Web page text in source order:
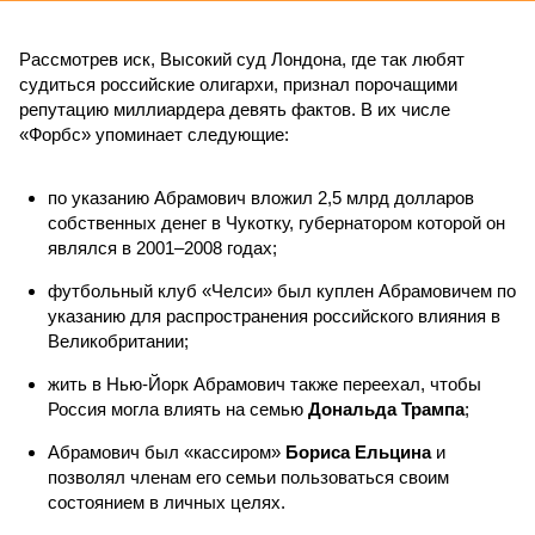
Рассмотрев иск, Высокий суд Лондона, где так любят
судиться российские олигархи, признал порочащими
репутацию миллиардера девять фактов. В их числе
«Форбс» упоминает следующие:
по указанию Абрамович вложил 2,5 млрд долларов
собственных денег в Чукотку, губернатором которой он
являлся в 2001–2008 годах;
футбольный клуб «Челси» был куплен Абрамовичем по
указанию для распространения российского влияния в
Великобритании;
жить в Нью-Йорк Абрамович также переехал, чтобы
Россия могла влиять на семью Дональда Трампа;
Абрамович был «кассиром» Бориса Ельцинаи
позволял членам его семьи пользоваться своим
состоянием в личных целях.